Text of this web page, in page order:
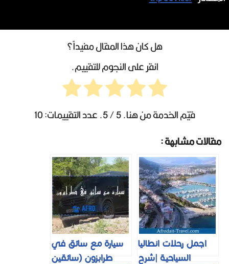
هل كان هذا المقال مفيداً؟
انقر على النجوم للتقييم.
قيّم الخدمة من هنا.5/ 5. عدد التقييمات:
10
مقالات مشابهة :
اجمل رحلات انطاليا
السياحية |شرح
سيارة مع سائق في
طرابزون (سائقين